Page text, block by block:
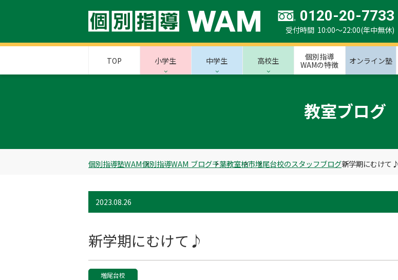
0120-20-7733
受付時間 10:00～22:00(年中無休)
TOP 小学生 中学生 高校生
個別指導
WAMの特徴
オンライン塾
教室ブログ
個別指導塾WAM個別指導WAM ブログ千葉教室柏市増尾台校のスタッフブログ新学期にむけて♪
2023.08.26
新学期にむけて♪
増尾台校